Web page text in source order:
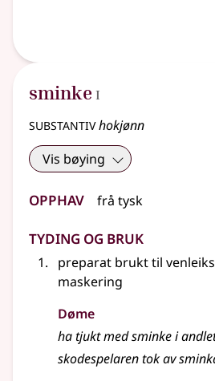
sminke 1
I
substantivhokjønn
Vis bøying
Opphav frå tysk
Tyding og bruk
preparat brukt til
maskering
Døme
ha tjukt med sminke i
skodespelaren tok av